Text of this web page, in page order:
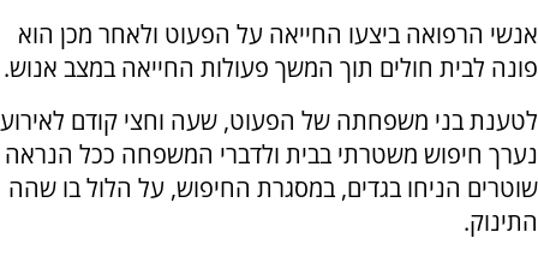
אנשי הרפואה ביצעו החייאה על הפעוט ולאחר מכן הוא
פונה לבית חולים תוך המשך פעולות החייאה במצב אנוש.
לטענת בני משפחתה של הפעוט, שעה וחצי קודם לאירוע
נערך חיפוש משטרתי בבית ולדברי המשפחה ככל הנראה
שוטרים הניחו בגדים, במסגרת החיפוש, על הלול בו שהה
התינוק.